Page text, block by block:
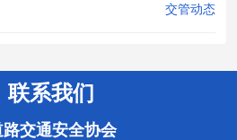
交管动态
联系我们
路交通安全协会